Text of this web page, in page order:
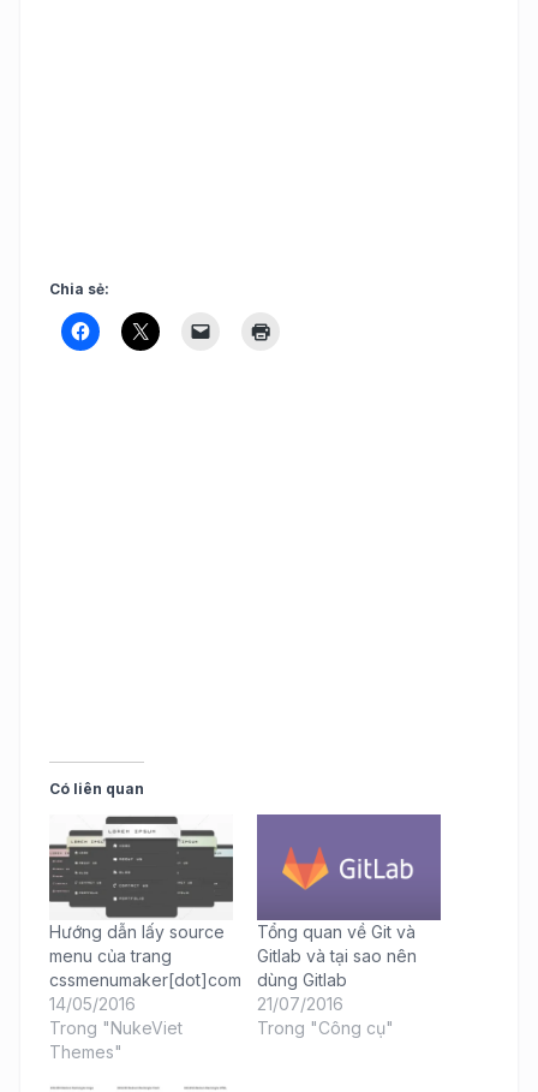
Chia sẻ:
Có liên quan
Hướng dẫn lấy source
menu của trang
cssmenumaker[dot]com
14/05/2016
Trong "NukeViet
Themes"
Tổng quan về Git và
Gitlab và tại sao nên
dùng Gitlab
21/07/2016
Trong "Công cụ"